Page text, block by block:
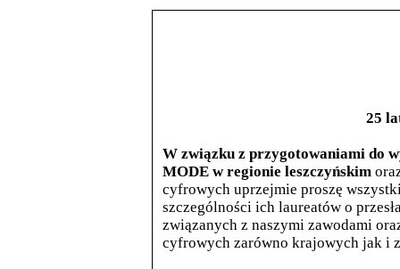
25
W związku z przygotowaniami do
MODE w regionie leszczyńskim
cyfrowych uprzejmie proszę
szczególności ich laureatów o
związanych z naszymi zawodami
cyfrowych zarówno krajowych jak i